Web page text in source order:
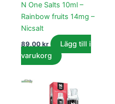
N One Salts 10ml –
Rainbow fruits 14mg –
Nicsalt
89,00kr
Lägg till i
varukorg